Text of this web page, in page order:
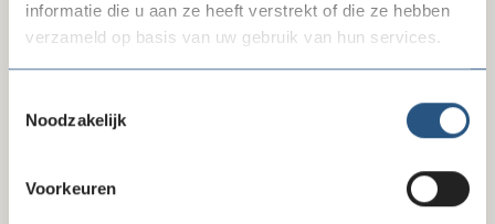
informatie die u aan ze heeft verstrekt of die ze hebben
verzameld op basis van uw gebruik van hun services.
Noodzakelijk
Voorkeuren
10-07-26
Reactie FD-artikel gegevensverzameling